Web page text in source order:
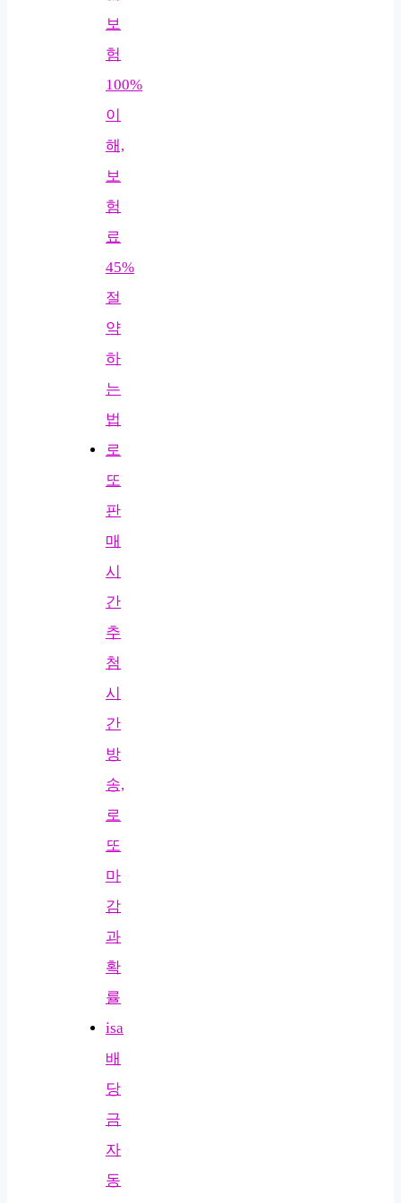
보
험
100%
이
해,
보
험
료
45%
절
약
하
는
법
로
또
판
매
시
간
추
첨
시
간
방
송,
로
또
마
감
과
확
률
isa
배
당
금
자
동